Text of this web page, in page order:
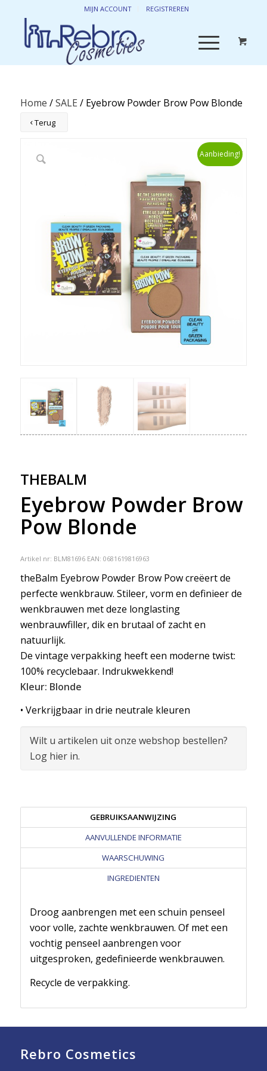
MIJN ACCOUNT REGISTREREN
Home /SALE / Eyebrow Powder Brow Pow Blonde
Terug
Aanbieding!
THEBALM
Eyebrow Powder Brow
Pow Blonde
Artikel nr: BLM81696 EAN: 0681619816963
theBalm Eyebrow Powder Brow Pow creëert de
perfecte wenkbrauw. Stileer, vorm en definieer de
wenkbrauwen met deze longlasting
wenbrauwfiller, dik en brutaal of zacht en
natuurlijk.
De vintage verpakking heeft een moderne twist:
100% recyclebaar. Indrukwekkend!
Kleur: Blonde
• Verkrijgbaar in drie neutrale kleuren
Wilt u artikelen uit onze webshop bestellen?
Log hier in.
GEBRUIKSAANWIJZING
AANVULLENDE INFORMATIE
WAARSCHUWING
INGREDIENTEN
Droog aanbrengen met een schuin penseel
voor volle, zachte wenkbrauwen. Of met een
vochtig penseel aanbrengen voor
uitgesproken, gedefinieerde wenkbrauwen.
Recycle de verpakking.
Rebro Cosmetics